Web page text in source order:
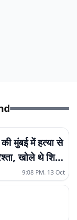
मुंबई में हत्या से
खोले थे शिक्षा
9:08 PM. 13 Oct